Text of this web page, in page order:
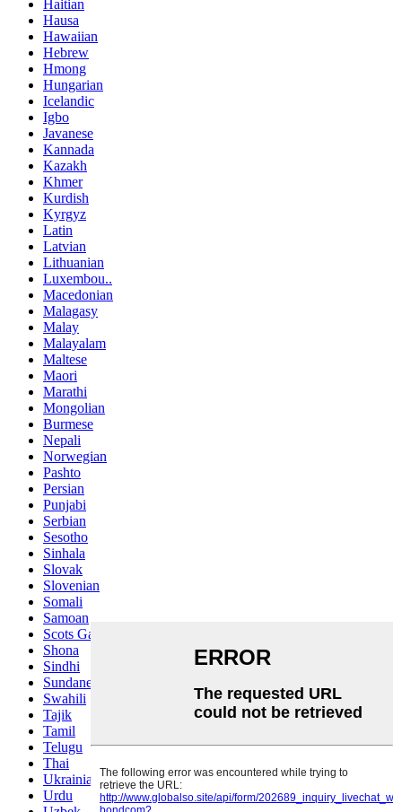
Haitian
Hausa
Hawaiian
Hebrew
Hmong
Hungarian
Icelandic
Igbo
Javanese
Kannada
Kazakh
Khmer
Kurdish
Kyrgyz
Latin
Latvian
Lithuanian
Luxembou..
Macedonian
Malagasy
Malay
Malayalam
Maltese
Maori
Marathi
Mongolian
Burmese
Nepali
Norwegian
Pashto
Persian
Punjabi
Serbian
Sesotho
Sinhala
Slovak
Slovenian
Somali
Samoan
Scots Gaelic
Shona
Sindhi
Sundanese
Swahili
Tajik
Tamil
Telugu
Thai
Ukrainian
Urdu